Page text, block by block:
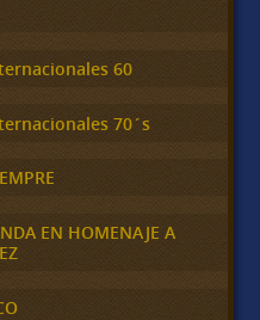
60
70´s
EN HOMENAJE A